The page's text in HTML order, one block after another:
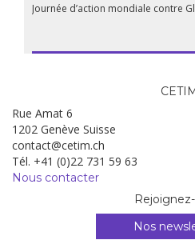
Journée d’action mondiale contre
Rue Amat 6
1202 Genève Suisse
contact@cetim.ch
Tél. +41 (0)22 731 59 63
Nous contacter
Nos